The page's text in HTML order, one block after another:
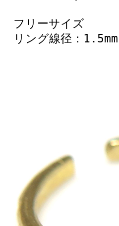
フリーサイズ
リング線径：1.5mm